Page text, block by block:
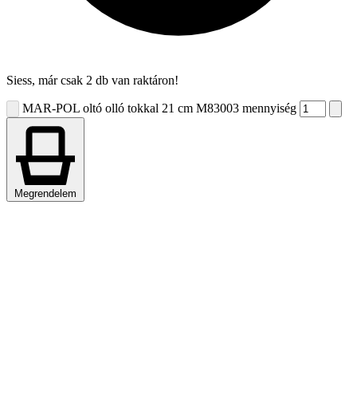
Siess, már csak 2 db van raktáron!
MAR-POL oltó olló tokkal 21 cm M83003 mennyiség
Megrendelem